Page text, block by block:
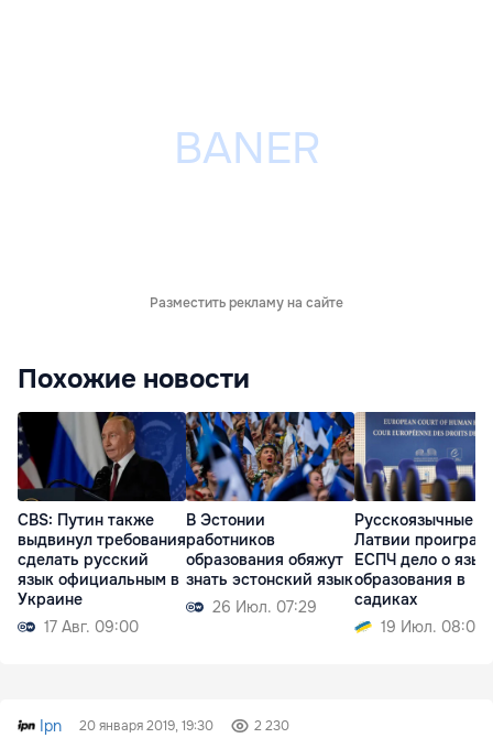
Разместить рекламу на сайте
Похожие новости
CBS: Путин также
выдвинул требования
сделать русский
язык официальным в
Украине
17 Авг. 09:00
В Эстонии
работников
образования обяжут
знать эстонский язык
26 Июл. 07:29
Русскоязычные
Латвии
ЕСПЧ дело о
образования в
садиках
19 Июл. 08:07
Ipn 20 января 2019, 19:30 2 230